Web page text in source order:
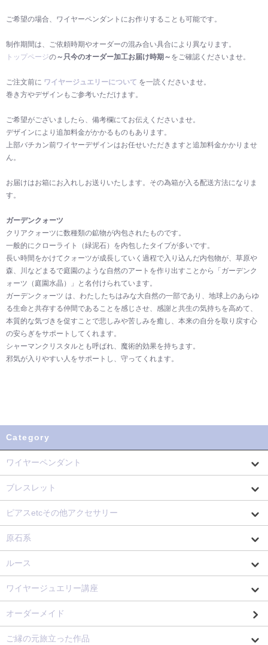
ご希望の場合、ワイヤーペンダントにお作りすることも可能です。
制作期間は、ご依頼時期やオーダーの混み合い具合により異なります。
トップページの～只今のオーダー加工お届け時期～ をご確認くださいませ。
ご注文前に ワイヤージュエリーについて を一読くださいませ。
巻き方やデザインもご参考いただけます。
ご希望がございましたら、備考欄にてお伝えくださいませ。
デザインにより追加料金がかかるものもあります。
上部バチカン前ワイヤーデザインはお任せいただきますと追加料金かかりませ
ん。
お届けはお箱にお入れしお送りいたします。その為箱が入る配送方法になりま
す。
ガーデンクォーツ
クリアクォーツに数種類の鉱物が内包されたものです。
一般的にクローライト（緑泥石）を内包したタイプが多いです。
長い時間をかけてクォーツが成長していく過程で入り込んだ内包物が、草原や
森、川などまるで庭園のような自然のアートを作り出すことから「ガーデンク
ォーツ（庭園水晶）」と名付けられています。
ガーデンクォーツ は、わたしたちはみな大自然の一部であり、地球上のあらゆ
る生命と共存する仲間であることを感じさせ、感謝と共生の気持ちを高めて、
本質的な気づきを促すことで悲しみや苦しみを癒し、本来の自分を取り戻す心
の安らぎをサポートしてくれます。
シャーマンクリスタルとも呼ばれ、魔術的効果を持ちます。
邪気が入りやすい人をサポートし、守ってくれます。
Category
ワイヤーペンダント
ブレスレット
ピアスetcその他アクセサリー
原石系
ルース
ワイヤージュエリー講座
オーダーメイド
ご縁の元旅立った作品